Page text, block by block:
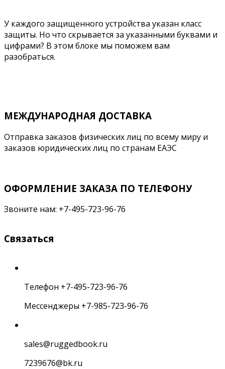
У каждого защищенного устройства указан класс
защиты. Но что скрывается за указанными буквами и
цифрами? В этом блоке мы поможем вам
разобраться.
МЕЖДУНАРОДНАЯ ДОСТАВКА
Отправка заказов физических лиц по всему миру и
заказов юридических лиц по странам ЕАЭС
ОФОРМЛЕНИЕ ЗАКАЗА ПО ТЕЛЕФОНУ
Звоните нам: +7-495-723-96-76
Связаться
Телефон +7-495-723-96-76
Мессенджеры +7-985-723-96-76
sales@ruggedbook.ru
7239676@bk.ru